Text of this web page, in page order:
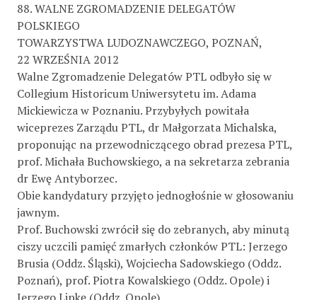
88. WALNE ZGROMADZENIE DELEGATÓW
POLSKIEGO
TOWARZYSTWA LUDOZNAWCZEGO, POZNAŃ,
22 WRZEŚNIA 2012
Walne Zgromadzenie Delegatów PTL odbyło się w
Collegium Historicum Uniwersytetu im. Adama
Mickiewicza w Poznaniu. Przybyłych powitała
wiceprezes Zarządu PTL, dr Małgorzata Michalska,
proponując na przewodniczącego obrad prezesa PTL,
prof. Michała Buchowskiego, a na sekretarza zebrania
dr Ewę Antyborzec.
Obie kandydatury przyjęto jednogłośnie w głosowaniu
jawnym.
Prof. Buchowski zwrócił się do zebranych, aby minutą
ciszy uczcili pamięć zmarłych członków PTL: Jerzego
Brusia (Oddz. Śląski), Wojciecha Sadowskiego (Oddz.
Poznań), prof. Piotra Kowalskiego (Oddz. Opole) i